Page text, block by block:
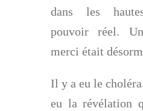
dans les
pouvoir réel.
merci était
Il y a eu le
eu la révélation